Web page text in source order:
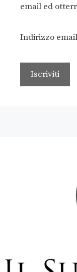
email ed
Indirizzo